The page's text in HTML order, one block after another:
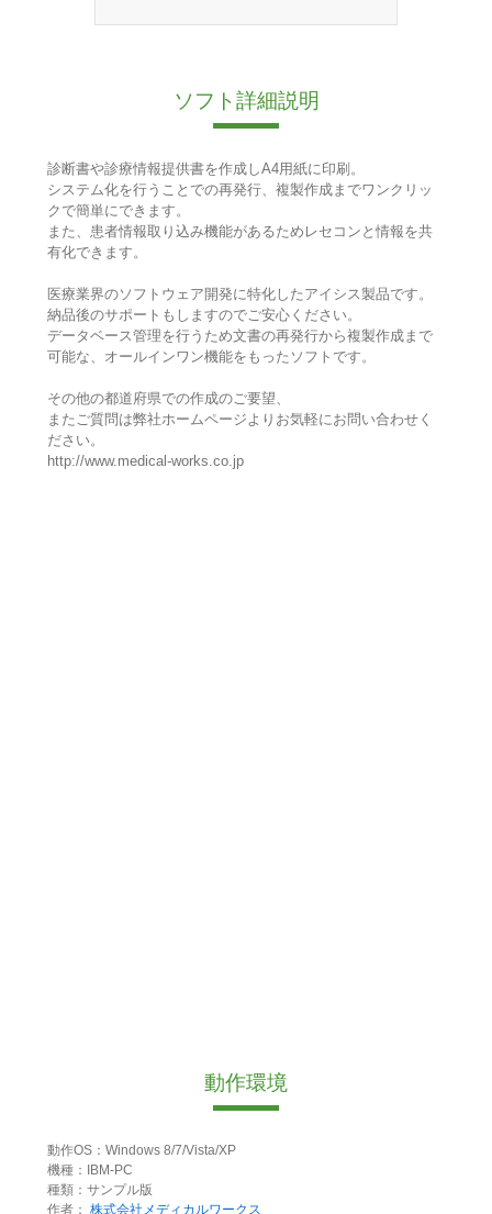
ソフト詳細説明
診断書や診療情報提供書を作成しA4用紙に印刷。
システム化を行うことでの再発行、複製作成までワンクリッ
クで簡単にできます。
また、患者情報取り込み機能があるためレセコンと情報を共
有化できます。
医療業界のソフトウェア開発に特化したアイシス製品です。
納品後のサポートもしますのでご安心ください。
データベース管理を行うため文書の再発行から複製作成まで
可能な、オールインワン機能をもったソフトです。
その他の都道府県での作成のご要望、
またご質問は弊社ホームページよりお気軽にお問い合わせく
ださい。
http://www.medical-works.co.jp
動作環境
動作OS：Windows 8/7/Vista/XP
機種：IBM-PC
種類：サンプル版
作者： 株式会社メディカルワークス